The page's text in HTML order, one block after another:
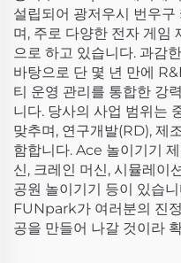
설립되어 광저우시 번우
며, 주로 다양한 전자 게임
으로 하고 있습니다. 과감
바탕으로 단 몇 년 만에
티 운영 관리를 통합한 강
니다. 당사의 사업 범위는
맞추며, 연구개발(RD), 제
함합니다. Ace 놀이기기
신, 크레인 머신, 시뮬레이
공원 놀이기기 등이 있습
FUNpark가 여러분의 진
공을 만들어 나갈 것이라